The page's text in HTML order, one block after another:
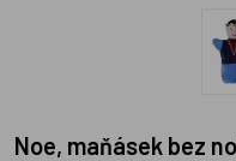
Noe, maňásek bez